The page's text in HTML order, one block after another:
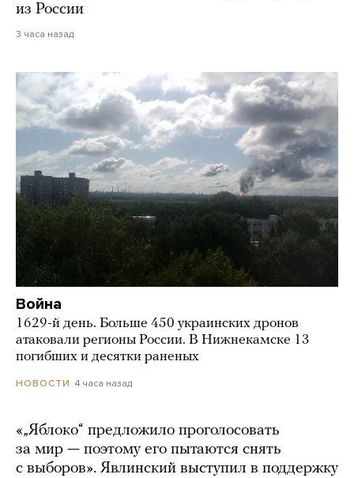
из России
3 часа назад
Война
1629-й день. Больше 450 украинских дронов
атаковали регионы России. В Нижнекамске 13
погибших и десятки раненых
НОВОСТИ 4 часа назад
«„Яблоко“ предложило проголосовать
за мир — поэтому его пытаются снять
с выборов». Явлинский выступил в поддержку